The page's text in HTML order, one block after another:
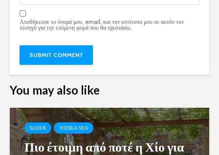
Αποθήκευσε το όνομά μου, email, και τον ιστότοπο μου σε αυτόν τον
πλοηγό για την επόμενη φορά που θα σχολιάσω.
You may also like
SLIDER ΤΟΠΙΚΑ ΝΕΑ
Πιο έτοιμη από ποτέ η Χίο για